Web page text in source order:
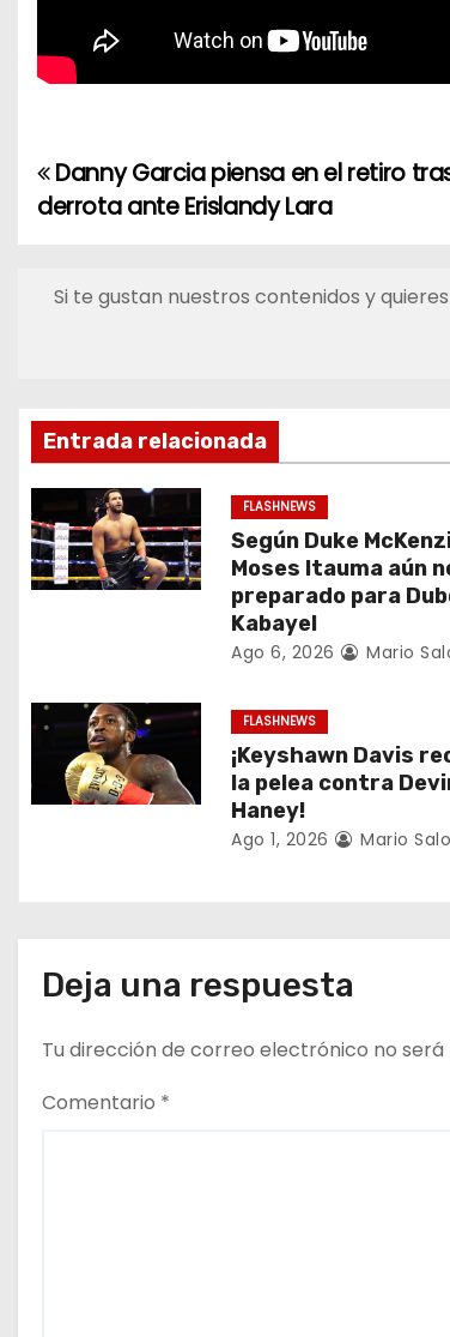
N
v
a
c
i
ó
e
a
d
a
Danny Garcia piensa en el retiro
derrota ante Erislandy Lara
Si te gustan nuestros contenidos y
Entrada relacionada
FLASHNEWS
Según Duke
Moses Itauma aún
preparado para
Kabayel
Ago 6, 2026 Mario
FLASHNEWS
¡Keyshawn Davis
la pelea contra
Haney!
Ago 1, 2026 Mario
Deja una respuesta
Tu dirección de correo electrónico no será
Comentario *